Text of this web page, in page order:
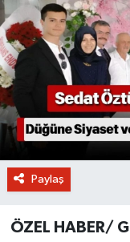
Paylaş
ÖZEL HABER/